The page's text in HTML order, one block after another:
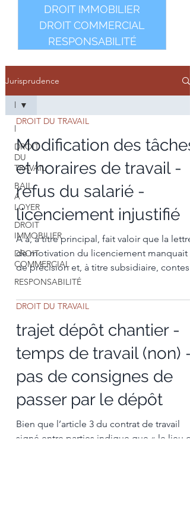
DROIT IMMOBILIER
DROIT COMMERCIAL
RESPONSABILITÉ
Jurisprudence
l
DROIT
DU
TRAVAIL
BAIL
A
LOYER
DROIT
IMMOBILIER
DROIT
COMMERCIAL
RESPONSABILITÉ
l
DROIT DU TRAVAIL
Modification des tâches
et horaires de travail -
refus du salarié -
licenciement injustifié
A a, à titre principal, fait valoir que la lettre
de motivation du licenciement manquait
de précision et, à titre subsidiaire,
le..
DROIT DU TRAVAIL
trajet dépôt chantier -
temps de travail (non) -
pas de consignes de
passer par le dépôt
Bien que l’article 3 du contrat de travail
signé entre parties indique que « le lieu